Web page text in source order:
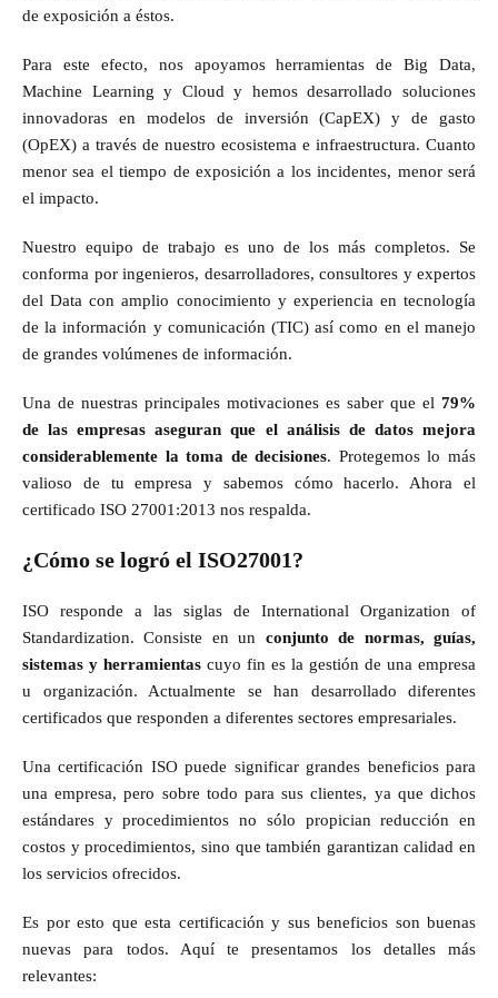
de exposición a éstos.
Para este efecto, nos apoyamos herramientas de Big Data,
Machine Learning y Cloud y hemos desarrollado soluciones
innovadoras en modelos de inversión (CapEX) y de gasto
(OpEX) a través de nuestro ecosistema e infraestructura. Cuanto
menor sea el tiempo de exposición a los incidentes, menor será
el impacto.
Nuestro equipo de trabajo es uno de los más completos. Se
conforma por ingenieros, desarrolladores, consultores y expertos
del Data con amplio conocimiento y experiencia en tecnología
de la información y comunicación (TIC) así como en el manejo
de grandes volúmenes de información.
Una de nuestras principales motivaciones es saber que el 79%
de las empresas aseguran que el análisis de datos mejora
considerablemente la toma de decisiones. Protegemos lo más
valioso de tu empresa y sabemos cómo hacerlo. Ahora el
certificado ISO 27001:2013 nos respalda.
¿Cómo se logró el ISO27001?
ISO responde a las siglas de International Organization of
Standardization. Consiste en un conjunto de normas, guías,
sistemas y herramientas cuyo fin es la gestión de una empresa
u organización. Actualmente se han desarrollado diferentes
certificados que responden a diferentes sectores empresariales.
Una certificación ISO puede significar grandes beneficios para
una empresa, pero sobre todo para sus clientes, ya que dichos
estándares y procedimientos no sólo propician reducción en
costos y procedimientos, sino que también garantizan calidad en
los servicios ofrecidos.
Es por esto que esta certificación y sus beneficios son buenas
nuevas para todos. Aquí te presentamos los detalles más
relevantes: